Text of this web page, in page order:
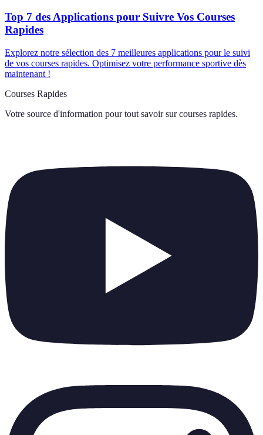
Top 7 des Applications pour Suivre Vos Courses
Rapides
Explorez notre sélection des 7 meilleures applications pour le suivi
de vos courses rapides. Optimisez votre performance sportive dès
maintenant !
Courses Rapides
Votre source d'information pour tout savoir sur courses rapides.